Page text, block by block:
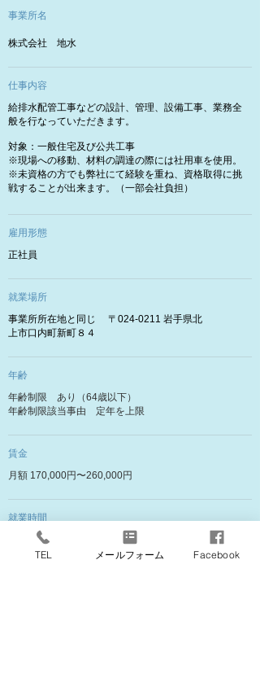
​事業所名
​株式会社 地水
​仕事内容
給排水配管工事などの設計、管理、設備工事、業務全
般を行なっていただきます。
対象：一般住宅及び公共工事
※現場への移動、材料の調達の際には社用車を使用。
※未資格の方でも弊社にて経験を重ね、資格取得に挑
戦することが出来ます。（一部会社負担）
​雇用形態
​正社員
​就業場所
事業所所在地と同じ 〒024-0211 岩手県北
上市口内町新町８４
​年齢
年齢制限 あり（64歳以下）
年齢制限該当事由 定年を上限
​賃金
月額 170,000円〜260,000円
​就業時間
8：00 〜 17：00
TEL メールフォーム Facebook